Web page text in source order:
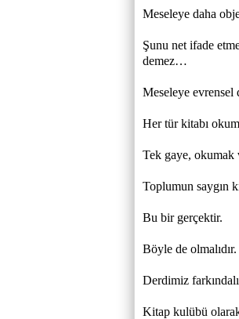
Meseleye daha
Şunu net ifade
demez…
Meseleye
Her tür kitabı
Tek gaye, okumak
Toplumun saygın
Bu bir gerçektir.
Böyle de olmalıdır.
Derdimiz
Kitap kulübü